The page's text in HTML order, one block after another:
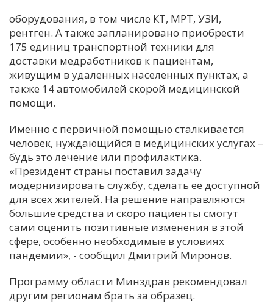
М
Н
Х
Ч
Я
оборудования, в том числе КТ, МРТ, УЗИ,
рентген. А также запланировано приобрести
175 единиц транспортной техники для
доставки медработников к пациентам,
живущим в удаленных населенных пунктах, а
также 14 автомобилей скорой медицинской
помощи.
Именно с первичной помощью сталкивается
человек, нуждающийся в медицинских услугах –
будь это лечение или профилактика.
«Президент страны поставил задачу
модернизировать службу, сделать ее доступной
для всех жителей. На решение направляются
большие средства и скоро пациенты смогут
сами оценить позитивные изменения в этой
сфере, особенно необходимые в условиях
пандемии», - сообщил Дмитрий Миронов.
Программу области Минздрав рекомендовал
другим регионам брать за образец.